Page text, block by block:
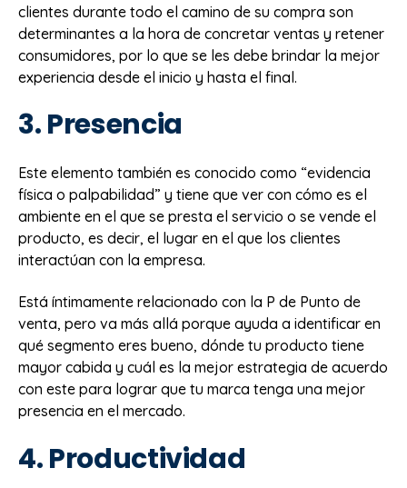
clientes durante todo el camino de su compra son
determinantes a la hora de concretar ventas y retener
consumidores, por lo que se les debe brindar la mejor
experiencia desde el inicio y hasta el final.
3. Presencia
Este elemento también es conocido como “evidencia
física o palpabilidad” y tiene que ver con cómo es el
ambiente en el que se presta el servicio o se vende el
producto, es decir, el lugar en el que los clientes
interactúan con la empresa.
Está íntimamente relacionado con la P de Punto de
venta, pero va más allá porque ayuda a identificar en
qué segmento eres bueno, dónde tu producto tiene
mayor cabida y cuál es la mejor estrategia de acuerdo
con este para lograr que tu marca tenga una mejor
presencia en el mercado.
4. Productividad